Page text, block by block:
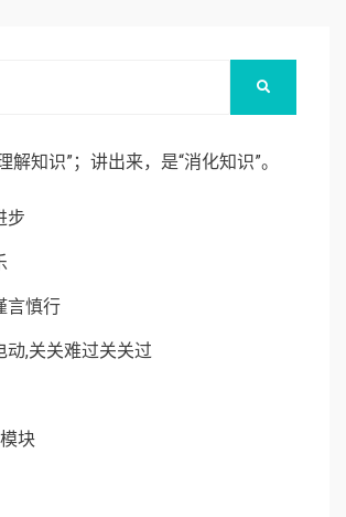
解知识”；讲出来，是“消化知识”。
步
言慎行
动,关关难过关关过
块